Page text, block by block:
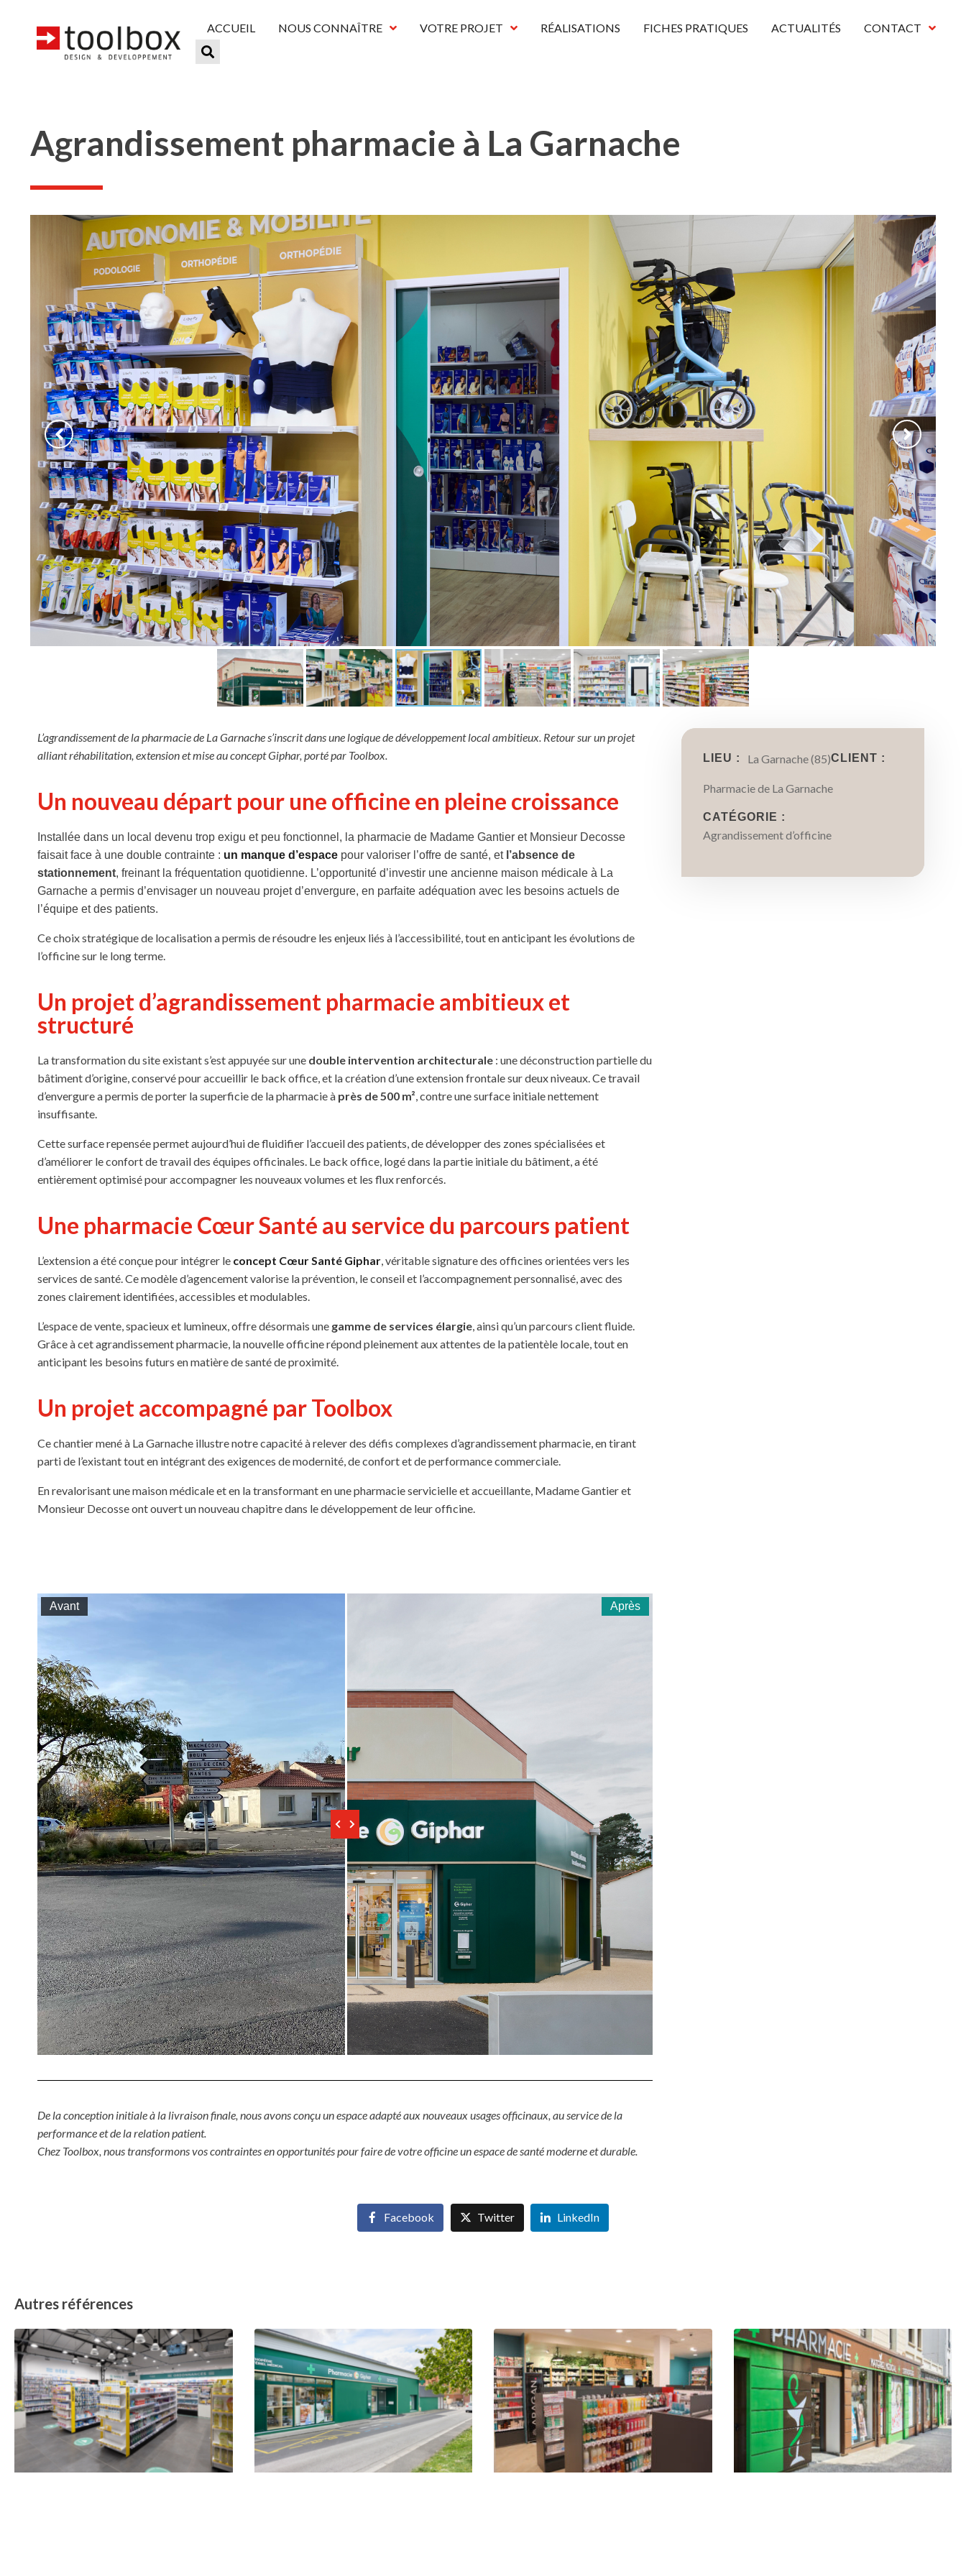
ACCUEIL NOUS CONNAÎTRE VOTRE PROJET RÉALISATIONS FICHES PRATIQUES ACTUALITÉS CONTACT
Agrandissement pharmacie à La Garnache
L’agrandissement de la pharmacie de La Garnache s’inscrit dans une logique de développement local ambitieux. Retour sur un projet
alliant réhabilitation, extension et mise au concept Giphar, porté par Toolbox.
Un nouveau départ pour une officine en pleine croissance
Installée dans un local devenu trop exigu et peu fonctionnel, la pharmacie de Madame Gantier et Monsieur Decosse
faisait face à une double contrainte : un manque d’espace pour valoriser l’offre de santé, et l’absence de
stationnement, freinant la fréquentation quotidienne. L’opportunité d’investir une ancienne maison médicale à La
Garnache a permis d’envisager un nouveau projet d’envergure, en parfaite adéquation avec les besoins actuels de
l’équipe et des patients.
Ce choix stratégique de localisation a permis de résoudre les enjeux liés à l’accessibilité, tout en anticipant les évolutions de
l’officine sur le long terme.
Un projet d’agrandissement pharmacie ambitieux et
structuré
La transformation du site existant s’est appuyée sur une double intervention architecturale : une déconstruction partielle du
bâtiment d’origine, conservé pour accueillir le back office, et la création d’une extension frontale sur deux niveaux. Ce travail
d’envergure a permis de porter la superficie de la pharmacie à près de 500 m², contre une surface initiale nettement
insuffisante.
Cette surface repensée permet aujourd’hui de fluidifier l’accueil des patients, de développer des zones spécialisées et
d’améliorer le confort de travail des équipes officinales. Le back office, logé dans la partie initiale du bâtiment, a été
entièrement optimisé pour accompagner les nouveaux volumes et les flux renforcés.
Une pharmacie Cœur Santé au service du parcours patient
L’extension a été conçue pour intégrer le concept Cœur Santé Giphar, véritable signature des officines orientées vers les
services de santé. Ce modèle d’agencement valorise la prévention, le conseil et l’accompagnement personnalisé, avec des
zones clairement identifiées, accessibles et modulables.
L’espace de vente, spacieux et lumineux, offre désormais une gamme de services élargie, ainsi qu’un parcours client fluide.
Grâce à cet agrandissement pharmacie, la nouvelle officine répond pleinement aux attentes de la patientèle locale, tout en
anticipant les besoins futurs en matière de santé de proximité.
Un projet accompagné par Toolbox
Ce chantier mené à La Garnache illustre notre capacité à relever des défis complexes d’agrandissement pharmacie, en tirant
parti de l’existant tout en intégrant des exigences de modernité, de confort et de performance commerciale.
En revalorisant une maison médicale et en la transformant en une pharmacie servicielle et accueillante, Madame Gantier et
Monsieur Decosse ont ouvert un nouveau chapitre dans le développement de leur officine.
Avant Après
De la conception initiale à la livraison finale, nous avons conçu un espace adapté aux nouveaux usages officinaux, au service de la
performance et de la relation patient.
Chez Toolbox, nous transformons vos contraintes en opportunités pour faire de votre officine un espace de santé moderne et durable.
LIEU : La Garnache (85)CLIENT :
Pharmacie de La Garnache
CATÉGORIE :
Agrandissement d’officine
Facebook Twitter LinkedIn
Autres références